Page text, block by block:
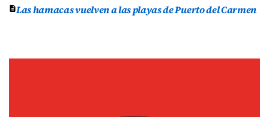
Las hamacas vuelven a las playas de Puerto del Carmen